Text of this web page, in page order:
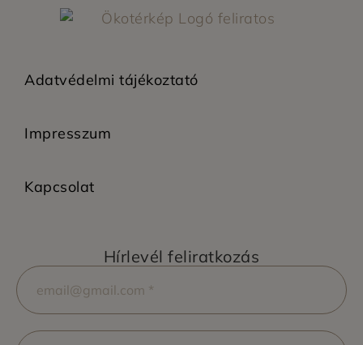
Adatvédelmi tájékoztató
Impresszum
Kapcsolat
Hírlevél feliratkozás